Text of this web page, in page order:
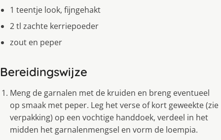
1 teentje look, fijngehakt
2 tl zachte kerriepoeder
zout en peper
Bereidingswijze
Meng de garnalen met de kruiden en breng eventueel
op smaak met peper. Leg het verse of kort geweekte (zie
verpakking) op een vochtige handdoek, verdeel in het
midden het garnalenmengsel en vorm de loempia.